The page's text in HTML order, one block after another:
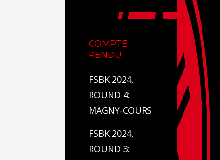
COMPTE-
RENDU
FSBK 2024,
ROUND 4:
MAGNY-COURS
FSBK 2024,
ROUND 3: